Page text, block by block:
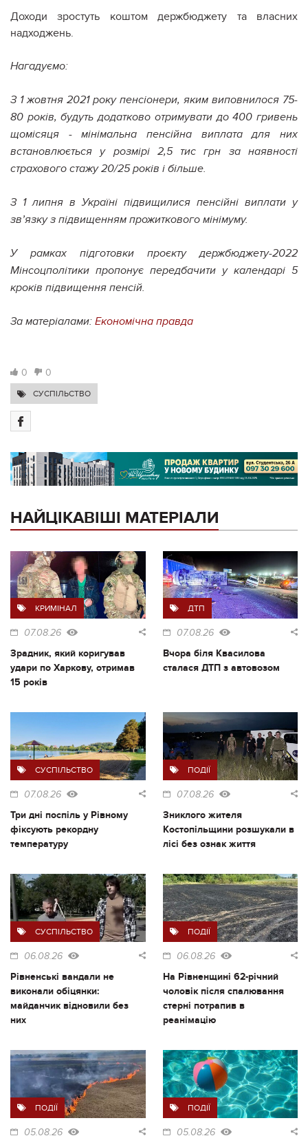
Доходи зростуть коштом держбюджету та власних
надходжень.
Нагадуємо:
З 1 жовтня 2021 року пенсіонери, яким виповнилося 75-
80 років, будуть додатково отримувати до 400 гривень
щомісяця - мінімальна пенсійна виплата для них
встановлюється у розмірі 2,5 тис грн за наявності
страхового стажу 20/25 років і більше.
З 1 липня в Україні підвищилися пенсійні виплати у
зв’язку з підвищенням прожиткового мінімуму.
У рамках підготовки проєкту держбюджету-2022
Мінсоцполітики пропонує передбачити у календарі 5
кроків підвищення пенсій.
За матеріалами: Економічна правда
0 0
СУСПІЛЬСТВО
НАЙЦІКАВІШІ МАТЕРІАЛИ
КРИМІНАЛ
07.08.26
Зрадник, який коригував
удари по Харкову, отримав
15 років
ДТП
07.08.26
Вчора біля Квасилова
сталася ДТП з автовозом
СУСПІЛЬСТВО
07.08.26
Три дні поспіль у Рівному
фіксують рекордну
температуру
ПОДІЇ
07.08.26
Зниклого жителя
Костопільщини розшукали в
лісі без ознак життя
СУСПІЛЬСТВО
06.08.26
Рівненські вандали не
виконали обіцянки:
майданчик відновили без
них
ПОДІЇ
06.08.26
На Рівненщині 62-річний
чоловік після спалювання
стерні потрапив в
реанімацію
ПОДІЇ
05.08.26
ПОДІЇ
05.08.26